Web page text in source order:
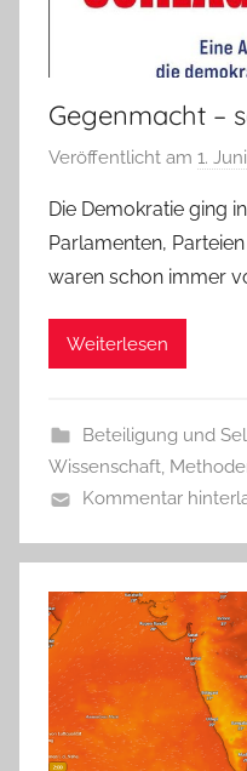
Gegenmacht –
Veröffentlicht am 1.
Die Demokratie ging
Parlamenten,
waren schon immer
Weiterlesen
Beteiligung und
Wissenschaft,
Kommentar